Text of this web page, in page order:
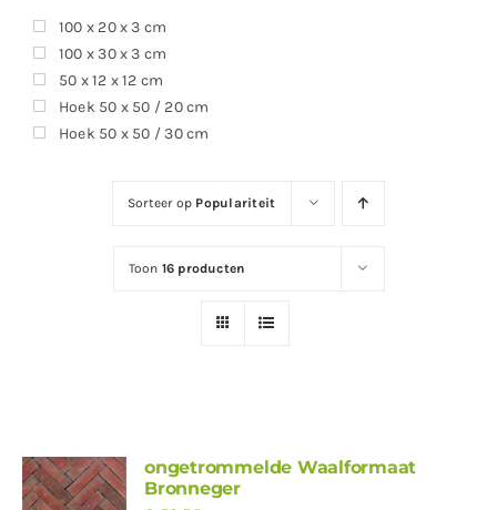
Sorteer op Populariteit
Toon 16 producten
ongetrommelde Waalformaat
Bronneger
100 x 20 x 3 cm
100 x 30 x 3 cm
50 x 12 x 12 cm
Hoek 50 x 50 / 20 cm
Hoek 50 x 50 / 30 cm